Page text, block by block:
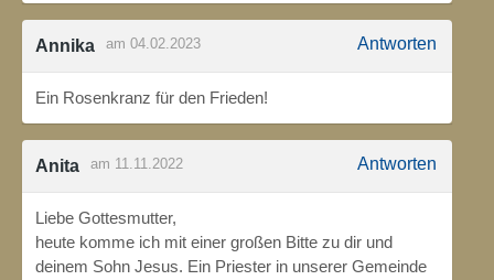
Annika am 04.02.2023 Antworten
Ein Rosenkranz für den Frieden!
Anita am 11.11.2022 Antworten
Liebe Gottesmutter,
heute komme ich mit einer großen Bitte zu dir und
deinem Sohn Jesus. Ein Priester in unserer Gemeinde